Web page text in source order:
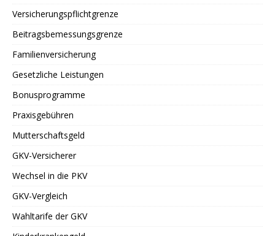
Versicherungspflichtgrenze
Beitragsbemessungsgrenze
Familienversicherung
Gesetzliche Leistungen
Bonusprogramme
Praxisgebühren
Mutterschaftsgeld
GKV-Versicherer
Wechsel in die PKV
GKV-Vergleich
Wahltarife der GKV